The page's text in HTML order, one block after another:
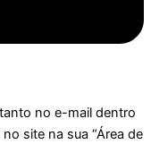
no e-mail dentro
site na sua “Área de